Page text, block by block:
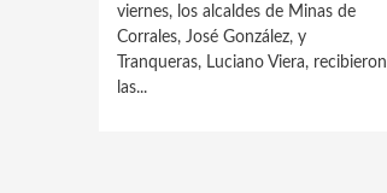
viernes, los alcaldes de Minas de
Corrales, José González, y
Tranqueras, Luciano Viera, recibieron
las...